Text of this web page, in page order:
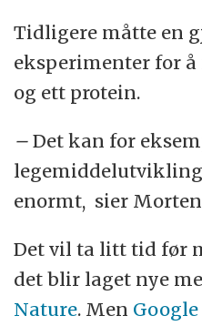
Tidligere måtte en
eksperimenter for
og ett protein.
– Det kan for
enormt, sier
Det vil ta litt tid før
det blir laget nye
Nature. Men